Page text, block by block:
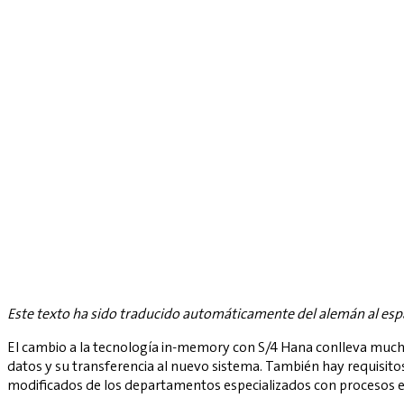
Este texto ha sido traducido automáticamente del alemán al
El cambio a la tecnología in-memory con S/4 Hana conlleva
datos y su transferencia al nuevo sistema. También hay
modificados de los departamentos especializados con procesos